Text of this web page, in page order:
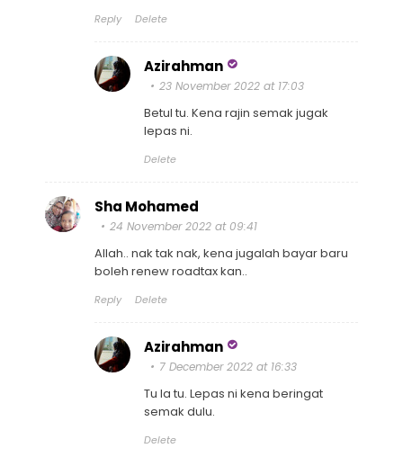
Reply Delete
Azirahman
23 November 2022 at 17:03
Betul tu. Kena rajin semak jugak
lepas ni.
Delete
Sha Mohamed
24 November 2022 at 09:41
Allah.. nak tak nak, kena jugalah bayar baru
boleh renew roadtax kan..
Reply Delete
Azirahman
7 December 2022 at 16:33
Tu la tu. Lepas ni kena beringat
semak dulu.
Delete